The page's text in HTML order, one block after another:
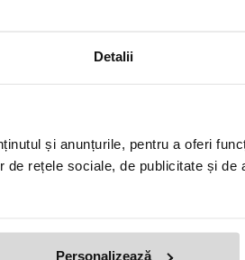
Detalii
și anunțurile, pentru a oferi
rețele sociale, de publicitate și
Personalizează
receptia bunurilor aprovizionate si
comun, fara regim special.
FARA TVA
Adresa de e-
Email*